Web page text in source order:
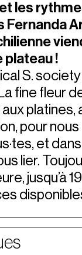
les
Fernanda
plateau !
S.
fine fleur
platines,
pour nous
et
lier.
jusqu’à